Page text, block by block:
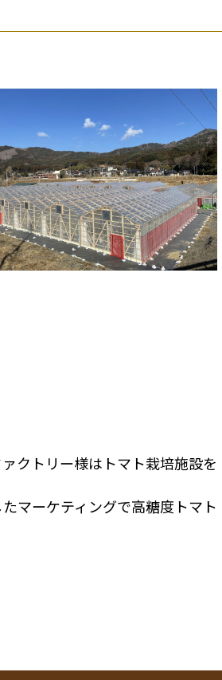
クトリー様はトマト栽培施設を
マーケティングで高糖度トマト